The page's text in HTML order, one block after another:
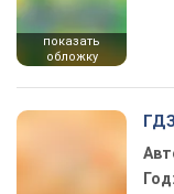
показать
обложку
Год: